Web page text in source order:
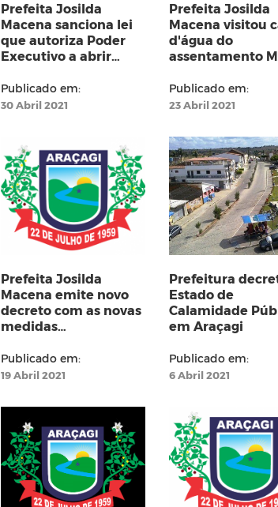
Prefeita Josilda
Macena sanciona lei
que autoriza Poder
Executivo a abrir
compra de terrenos
Publicado em:
30 Abril 2021
Prefeita Josilda
Macena visitou
d'água do
assentamento
possibilidade de
utiliza-la
Publicado em:
23 Abril 2021
Prefeita Josilda
Macena emite novo
decreto com as novas
medidas
combate ao
Coronavírus
Publicado em:
19 Abril 2021
Prefeitura
Estado de
Calamidade
em Araçagi
Publicado em:
6 Abril 2021